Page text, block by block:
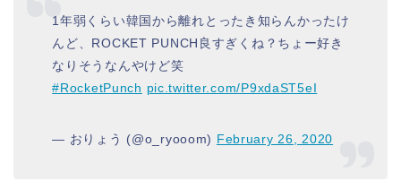
1年弱くらい韓国から離れとったき知らんかったけ
んど、ROCKET PUNCH良すぎくね？ちょー好き
なりそうなんやけど笑
#RocketPunch pic.twitter.com/P9xdaST5eI
— おりょう (@o_ryooom) February 26, 2020